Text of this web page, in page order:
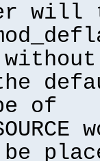
will
of